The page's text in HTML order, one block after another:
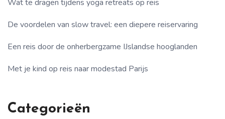
Wat te dragen tijdens yoga retreats op reis
De voordelen van slow travel: een diepere reiservaring
Een reis door de onherbergzame IJslandse hooglanden
Met je kind op reis naar modestad Parijs
Categorieën